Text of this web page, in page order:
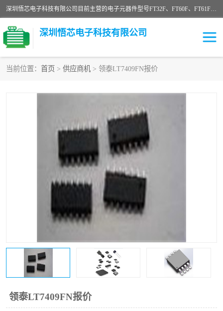
深圳悟芯电子科技有限公司目前主营的电子元器件型号FT32F、FT60F、FT61F、FT62F、FT64F、FT61FC、MCU EEPROM MOS LDO 稳压管 触摸IC DC-DC AC-DC 协议IC等，广泛应用于LED射灯、LED日光灯、等诸多领域。
深圳悟芯电子科技有限公司
当前位置： 首页 > 供应商机 > 领泰LT7409FN报价
领泰LT7409FN报价
MOS
FT32F
FT61F
FT64F
FT61FC
FT61F022
FT61F021